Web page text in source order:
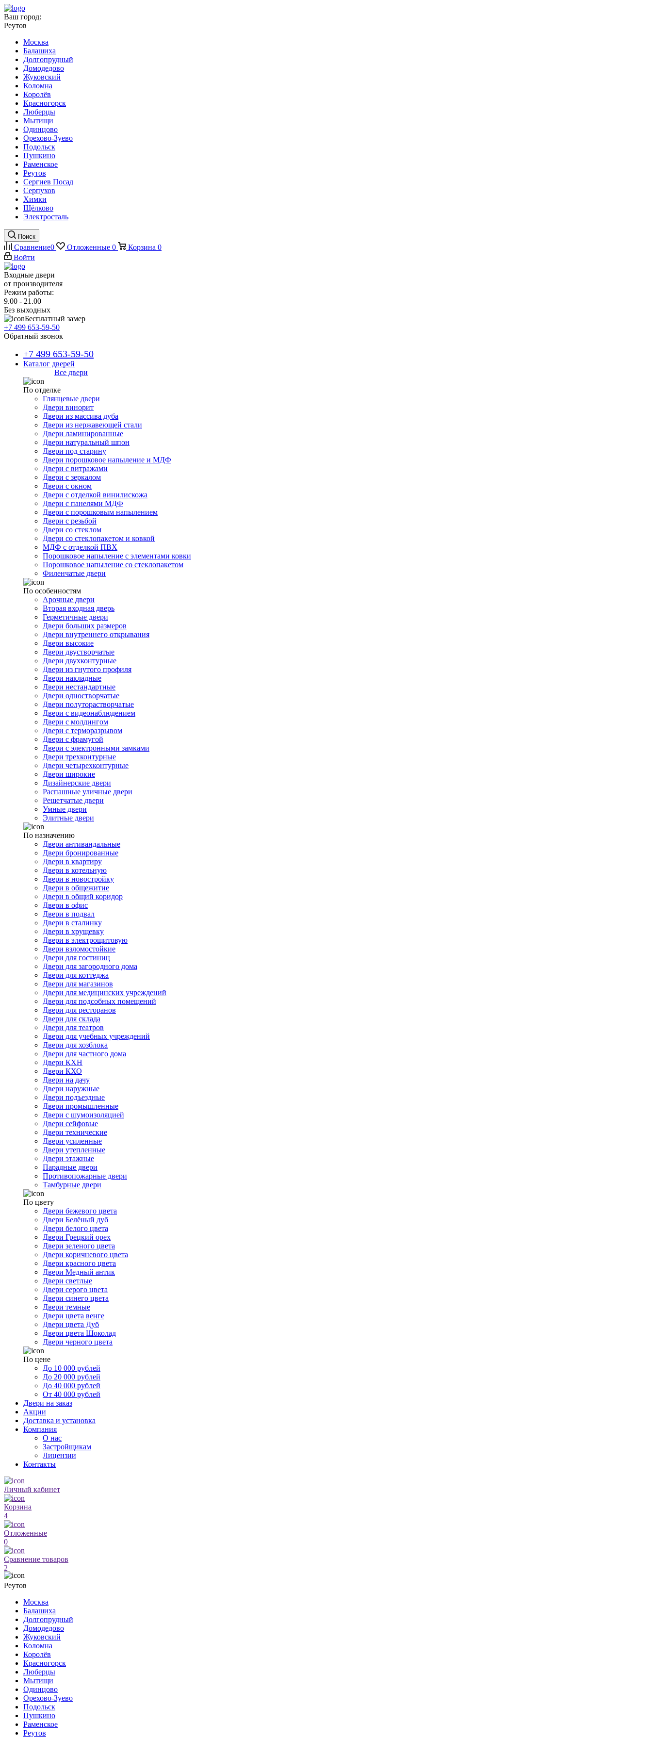
Ваш город:
Реутов
Москва
Балашиха
Долгопрудный
Домодедово
Жуковский
Коломна
Королёв
Красногорск
Люберцы
Мытищи
Одинцово
Орехово-Зуево
Подольск
Пушкино
Раменское
Реутов
Сергиев Посад
Серпухов
Химки
Щёлково
Электросталь
Поиск
Сравнение0 Отложенные 0 Корзина 0
Войти
Входные двери
от производителя
Режим работы:
9.00 - 21.00
Без выходных
Бесплатный замер
+7 499 653-59-50
Обратный звонок
+7 499 653-59-50
Каталог дверей
Все двери
По отделке
Глянцевые двери
Двери винорит
Двери из массива дуба
Двери из нержавеющей стали
Двери ламинированные
Двери натуральный шпон
Двери под старину
Двери порошковое напыление и МДФ
Двери с витражами
Двери с зеркалом
Двери с окном
Двери с отделкой винилискожа
Двери с панелями МДФ
Двери с порошковым напылением
Двери с резьбой
Двери со стеклом
Двери со стеклопакетом и ковкой
МДФ с отделкой ПВХ
Порошковое напыление с элементами ковки
Порошковое напыление со стеклопакетом
Филенчатые двери
По особенностям
Арочные двери
Вторая входная дверь
Герметичные двери
Двери больших размеров
Двери внутреннего открывания
Двери высокие
Двери двустворчатые
Двери двухконтурные
Двери из гнутого профиля
Двери накладные
Двери нестандартные
Двери одностворчатые
Двери полуторастворчатые
Двери с видеонаблюдением
Двери с молдингом
Двери с терморазрывом
Двери с фрамугой
Двери с электронными замками
Двери трехконтурные
Двери четырехконтурные
Двери широкие
Дизайнерские двери
Распашные уличные двери
Решетчатые двери
Умные двери
Элитные двери
По назначению
Двери антивандальные
Двери бронированные
Двери в квартиру
Двери в котельную
Двери в новостройку
Двери в общежитие
Двери в общий коридор
Двери в офис
Двери в подвал
Двери в сталинку
Двери в хрущевку
Двери в электрощитовую
Двери взломостойкие
Двери для гостиниц
Двери для загородного дома
Двери для коттеджа
Двери для магазинов
Двери для медицинских учреждений
Двери для подсобных помещений
Двери для ресторанов
Двери для склада
Двери для театров
Двери для учебных учреждений
Двери для хозблока
Двери для частного дома
Двери КХН
Двери КХО
Двери на дачу
Двери наружные
Двери подъездные
Двери промышленные
Двери с шумоизоляцией
Двери сейфовые
Двери технические
Двери усиленные
Двери утепленные
Двери этажные
Парадные двери
Противопожарные двери
Тамбурные двери
По цвету
Двери бежевого цвета
Двери Белёный дуб
Двери белого цвета
Двери Грецкий орех
Двери зеленого цвета
Двери коричневого цвета
Двери красного цвета
Двери Медный антик
Двери светлые
Двери серого цвета
Двери синего цвета
Двери темные
Двери цвета венге
Двери цвета Дуб
Двери цвета Шоколад
Двери черного цвета
По цене
До 10 000 рублей
До 20 000 рублей
До 40 000 рублей
От 40 000 рублей
Двери на заказ
Акции
Доставка и установка
Компания
О нас
Застройщикам
Лицензии
Контакты
Личный кабинет
Корзина
4
Отложенные
0
Сравнение товаров
2
Реутов
Москва
Балашиха
Долгопрудный
Домодедово
Жуковский
Коломна
Королёв
Красногорск
Люберцы
Мытищи
Одинцово
Орехово-Зуево
Подольск
Пушкино
Раменское
Реутов